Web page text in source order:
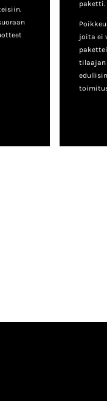
paketti.
joita ei
tilaajan